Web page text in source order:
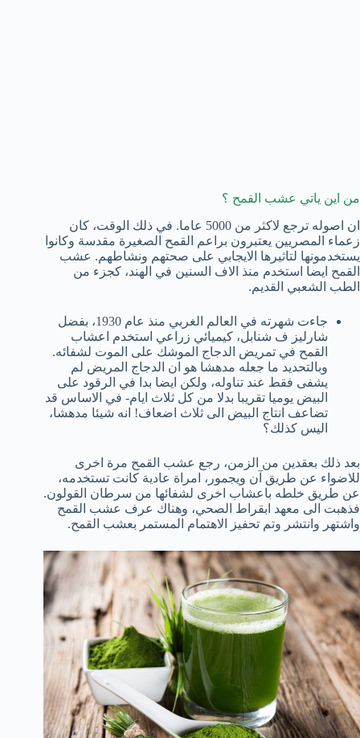
من اين ياتي عشب القمح ؟
ان اصوله ترجع لاكثر من 5000 عاما. في ذلك الوقت، كان
زعماء المصريين يعتبرون براعم القمح الصغيرة مقدسة وكانوا
يستخدمونها لتاثيرها الايجابي على صحتهم ونشاطهم. عشب
القمح ايضا استخدم منذ الاف السنين في الهند، كجزء من
الطب الشعبي القديم.
جاءت شهرته في العالم الغربي منذ عام 1930، بفضل
شارليز ف شنابل، كيميائي زراعي استخدم اعشاب
القمح في تمريض الدجاج الموشك على الموت لشفائه.
وبالتحديد ما جعله مدهشا هو ان الدجاج المريض لم
يشفى فقط عند تناوله، ولكن ايضا بدا في الرقود على
البيض يوميا تقريبا بدلا من كل ثلاث ايام- في الاساس قد
تضاعف انتاج البيض الى ثلاث اضعاف! انه شيئا مدهشا،
اليس كذلك؟
بعد ذلك بعقدين من الزمن، رجع عشب القمح مرة اخرى
للاضواء عن طريق آن ويجمور، امراة عادية كانت تستخدمه،
عن طريق خلطه باعشاب اخرى لشفائها من سرطان القولون.
فذهبت الى معهد ابقراط الصحي، وهناك عرف عشب القمح
واشتهر وانتشر وتم تحفيز الاهتمام المستمر بعشب القمح.